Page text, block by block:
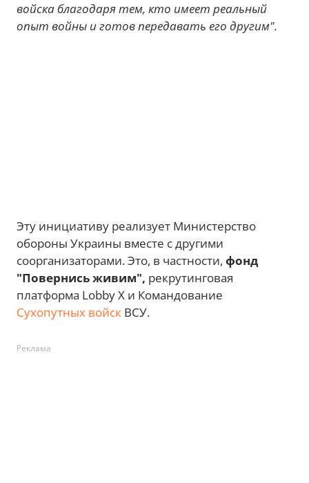
войска благодаря тем, кто имеет реальный
опыт войны и готов передавать его другим".
Эту инициативу реализует Министерство
обороны Украины вместе с другими
соорганизаторами. Это, в частности, фонд
"Повернись живим", рекрутинговая
платформа Lobby X и Командование
Сухопутных войск ВСУ.
Реклама